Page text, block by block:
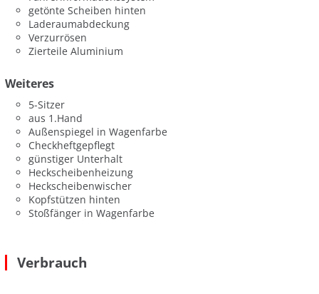
getönte Scheiben hinten
Laderaumabdeckung
Verzurrösen
Zierteile Aluminium
Weiteres
5-Sitzer
aus 1.Hand
Außenspiegel in Wagenfarbe
Checkheftgepflegt
günstiger Unterhalt
Heckscheibenheizung
Heckscheibenwischer
Kopfstützen hinten
Stoßfänger in Wagenfarbe
Verbrauch